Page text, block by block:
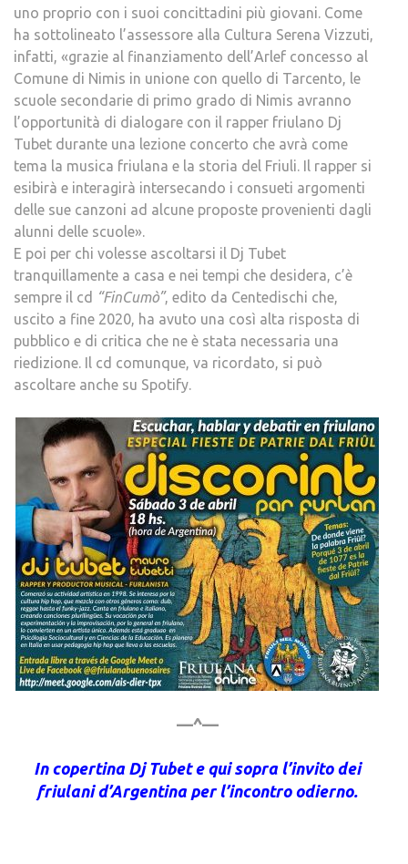
uno proprio con i suoi concittadini più giovani. Come
ha sottolineato l’assessore alla Cultura Serena Vizzuti,
infatti, «grazie al finanziamento dell’Arlef concesso al
Comune di Nimis in unione con quello di Tarcento, le
scuole secondarie di primo grado di Nimis avranno
l’opportunità di dialogare con il rapper friulano Dj
Tubet durante una lezione concerto che avrà come
tema la musica friulana e la storia del Friuli. Il rapper si
esibirà e interagirà intersecando i consueti argomenti
delle sue canzoni ad alcune proposte provenienti dagli
alunni delle scuole».
E poi per chi volesse ascoltarsi il Dj Tubet
tranquillamente a casa e nei tempi che desidera, c’è
sempre il cd “FinCumò”, edito da Centedischi che,
uscito a fine 2020, ha avuto una così alta risposta di
pubblico e di critica che ne è stata necessaria una
riedizione. Il cd comunque, va ricordato, si può
ascoltare anche su Spotify.
—^—
In copertina Dj Tubet e qui sopra l’invito dei
friulani d’Argentina per l’incontro odierno.